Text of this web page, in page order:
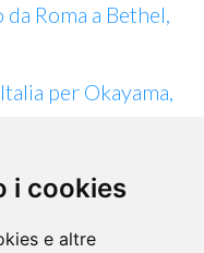
i cookies
e altre
Roma a Bethel,
per Okayama,
da Roma per